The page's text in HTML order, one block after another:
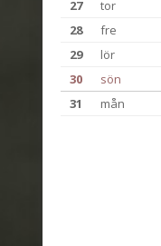
27
tor
28
fre
29
lör
30
sön
31 mån